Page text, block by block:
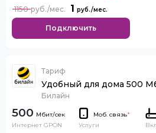
1
1150
Подключить
Тариф
Удобный для дома 500
Билайн
500
Интернет GPON
Моб. связь*
Услуги